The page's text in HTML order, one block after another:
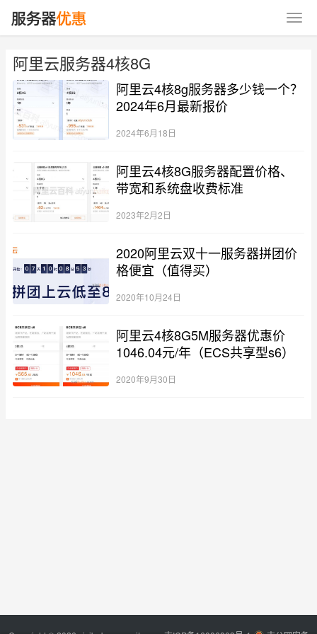
阿里云服务器4核8G
阿里云4核8g服务器多少钱一个？
2024年6月最新报价
2024年6月18日
阿里云4核8G服务器配置价格、
带宽和系统盘收费标准
2023年2月2日
2020阿里云双十一服务器拼团价
格便宜（值得买）
2020年10月24日
阿里云4核8G5M服务器优惠价
1046.04元/年（ECS共享型s6）
2020年9月30日